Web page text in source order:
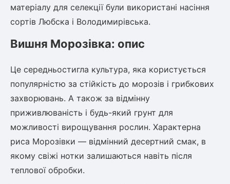
матеріалу для селекції були використані насіння
сортів Любска і Володимирівська.
Вишня Морозівка: опис
Це середньостигла культура, яка користується
популярністю за стійкість до морозів і грибкових
захворювань. А також за відмінну
приживлюваність і будь-який грунт для
можливості вирощування рослин. Характерна
риса Морозівки — відмінний десертний смак, в
якому свіжі нотки залишаються навіть після
теплової обробки.